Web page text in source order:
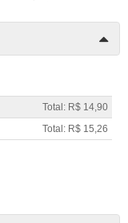
Total: R$ 14,90
Total: R$ 15,26